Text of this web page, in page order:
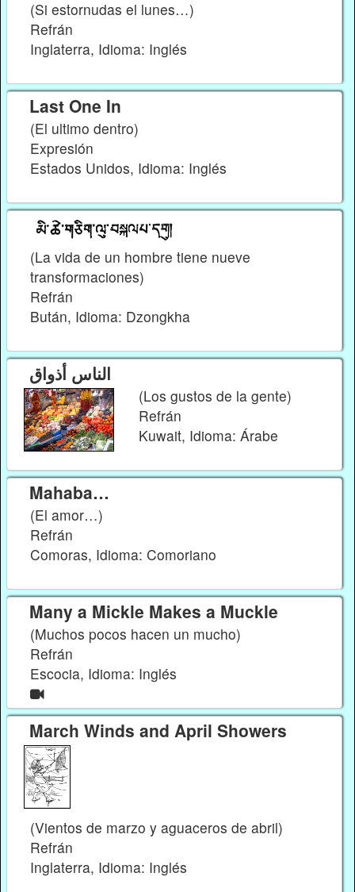
(Si estornudas el lunes…)
Refrán
Inglaterra, Idioma: Inglés
Last One In
(El ultimo dentro)
Expresión
Estados Unidos, Idioma: Inglés
(La vida de un hombre tiene nueve
transformaciones)
Refrán
Bután, Idioma: Dzongkha
الناس أذواق
(Los gustos de la gente)
Refrán
Kuwait, Idioma: Árabe
Mahaba…
(El amor…)
Refrán
Comoras, Idioma: Comoriano
Many a Mickle Makes a Muckle
(Muchos pocos hacen un mucho)
Refrán
Escocia, Idioma: Inglés
March Winds and April Showers
(Vientos de marzo y aguaceros de abril)
Refrán
Inglaterra, Idioma: Inglés